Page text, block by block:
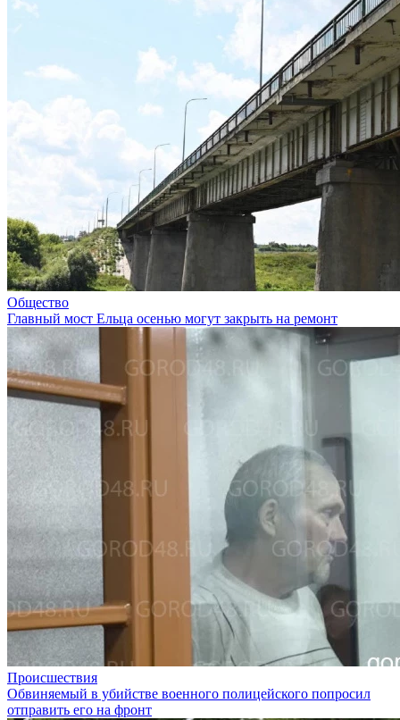
Общество
Главный мост Ельца осенью могут закрыть на ремонт
Происшествия
Обвиняемый в убийстве военного полицейского попросил
отправить его на фронт